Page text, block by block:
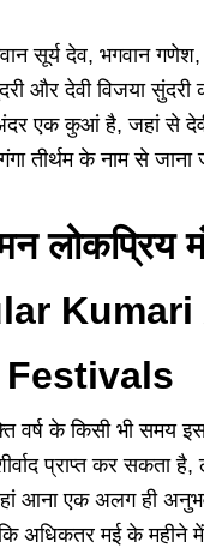
सूर्य देव, भगवान
और देवी विजया
एक कुआं है, जहां से
तीर्थम के नाम से जाना
लोकप्रिय
Kumari
Festivals
वर्ष के किसी भी समय
प्राप्त कर सकता है,
आना एक अलग ही
अधिकतर मई के महीने में